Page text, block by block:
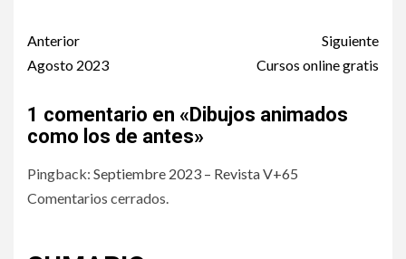
Post
navigation
Anterior
Agosto 2023
Siguiente
Cursos online gratis
1 comentario en «Dibujos animados
como los de antes»
Pingback: Septiembre 2023 – Revista V+65
Comentarios cerrados.